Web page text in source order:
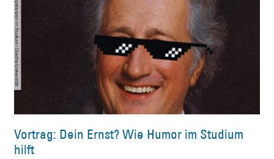
Vortrag: Dein Ernst? Wie Humor im Studium
hilft